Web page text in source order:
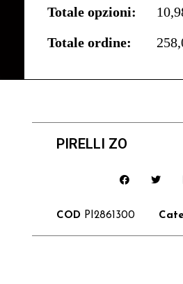
Totale opzioni:
Totale ordine:
PIRELLI ZO
COD PI2861300